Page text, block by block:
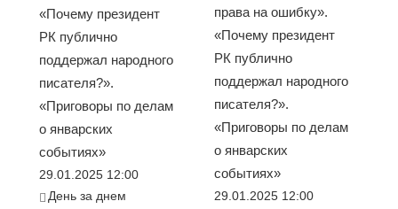
«Почему президент
РК публично
поддержал народного
писателя?».
«Приговоры по делам
о январских
событиях»
29.01.2025 12:00
День за днем
права на ошибку».
«Почему президент
РК публично
поддержал народного
писателя?».
«Приговоры по делам
о январских
событиях»
29.01.2025 12:00